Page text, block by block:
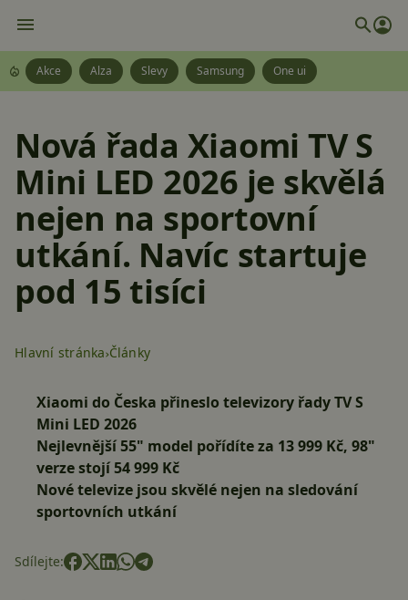
Akce Alza Slevy Samsung One ui
Nová řada Xiaomi TV S
Mini LED 2026 je skvělá
nejen na sportovní
utkání. Navíc startuje
pod 15 tisíci
Hlavní stránka Články
Xiaomi do Česka přineslo televizory řady TV S
Mini LED 2026
Nejlevnější 55" model pořídíte za 13 999 Kč, 98"
verze stojí 54 999 Kč
Nové televize jsou skvělé nejen na sledování
sportovních utkání
Sdílejte: